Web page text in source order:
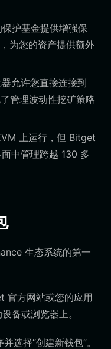
护基金提供增强保
为您的资产提供额外
允许您直接连接到
管理波动性挖矿策略
上运行，但 Bitget
中管理跨越 130 多
生态系统的第一
官方网站或您的应用
备或浏览器上。
选择“创建新钱包”。